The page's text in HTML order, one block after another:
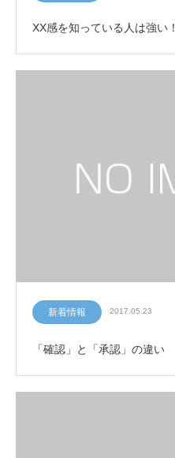
XX感を知っている人は強い！
新着情報 2017.05.23
「確認」と「承認」の違い